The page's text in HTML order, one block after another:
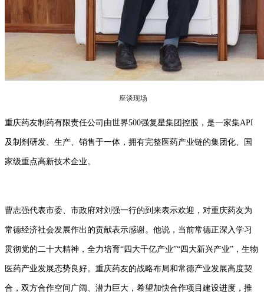
座谈现场
重庆药友制药有限责任公司由世界500强复星集团控股，是一家集API
及制剂研发、生产、销售于一体，拥有完整医药产业链的集团化、国
家级重点高新技术企业。
曹志强代表市委、市政府对刘强一行的到来表示欢迎，对重庆药友为
常德经济社会发展作出的贡献表示感谢。他说，当前常德正深入学习
贯彻党的二十大精神，全力培育“四大千亿产业”“四大新兴产业”，生物
医药产业发展态势良好。重庆药友的战略布局和常德产业发展高度契
合，双方合作空间广阔、潜力巨大，希望加快合作项目建设进度，推